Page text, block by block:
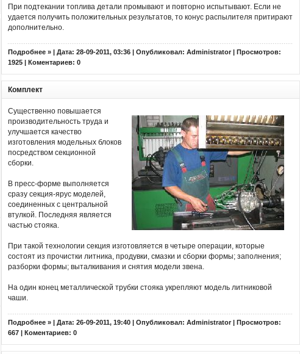
При подтекании топлива детали промывают и повторно испытывают. Если не
удается получить положительных результатов, то конус распылителя притирают
дополнительно.
Подробнее » | Дата: 28-09-2011, 03:36 | Опубликовал: Administrator | Просмотров:
1925 | Коментариев: 0
Комплект
Существенно повышается
производительность труда и
улучшается качество
изготовления модельных блоков
посредством секционной
сборки.
В пресс-форме выполняется
сразу секция-ярус моделей,
соединенных с центральной
втулкой. Последняя является
частью стояка.
При такой технологии секция изготовляется в четыре операции, которые
состоят из прочистки литника, продувки, смазки и сборки формы; заполнения;
разборки формы; выталкивания и снятия модели звена.
На один конец металлической трубки стояка укрепляют модель литниковой
чаши.
Подробнее » | Дата: 26-09-2011, 19:40 | Опубликовал: Administrator | Просмотров:
667 | Коментариев: 0